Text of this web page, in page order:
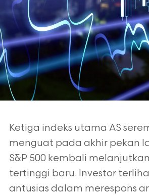
Ketiga indeks utama AS
menguat pada akhir pekan
S&P 500 kembali
tertinggi baru. Investor
antusias dalam merespons